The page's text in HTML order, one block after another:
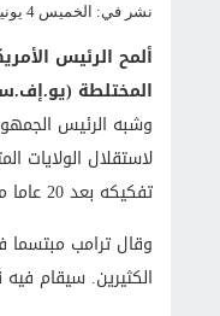
نشر في: الخميس 4 يونيو 2026 - 6:51 ص | آخر تحديث: الخميس 4 يونيو 2026 - 6:51 ص
ألمح الرئيس
المختلطة
لاستقلال الولايات
تفكيكه بعد 20 عاما ​من بنائه في 1889.
وقال ترامب مبتسما
الكثيرين. سيقام فيه نزال